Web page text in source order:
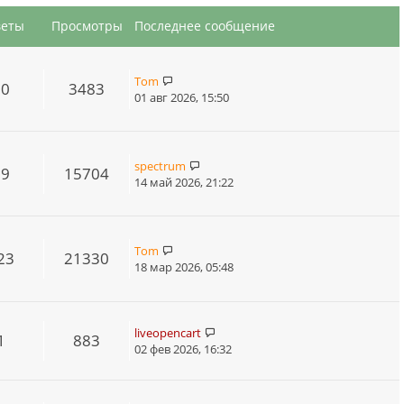
Просмотры Последнее сообщение
3483
Tom
01 авг 2026, 15:50
15704
spectrum
14 май 2026, 21:22
21330
Tom
18 мар 2026, 05:48
883
liveopencart
02 фев 2026, 16:32